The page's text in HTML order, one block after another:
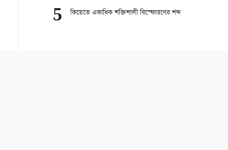
5 কিয়েভে একাধিক শক্তিশালী বিস্ফোরণের শব্দ